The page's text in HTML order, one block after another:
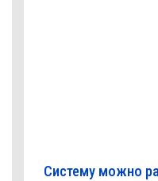
Систему можно